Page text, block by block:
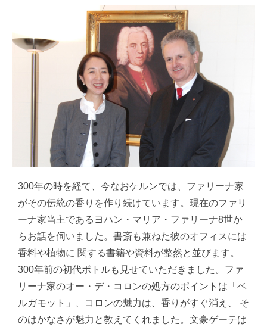
300年の時を経て、今なおケルンでは、ファリーナ家
がその伝統の香りを作り続けています。現在のファリ
ーナ家当主であるヨハン・マリア・ファリーナ8世か
らお話を伺いました。書斎も兼ねた彼のオフィスには
香料や植物に 関する書籍や資料が整然と並びます。
300年前の初代ボトルも見せていただきました。ファ
リーナ家のオー・デ・コロンの処方のポイントは「ベ
ルガモット」、コロンの魅力は、香りがすぐ消え、 そ
のはかなさが魅力と教えてくれました。文豪ゲーテは